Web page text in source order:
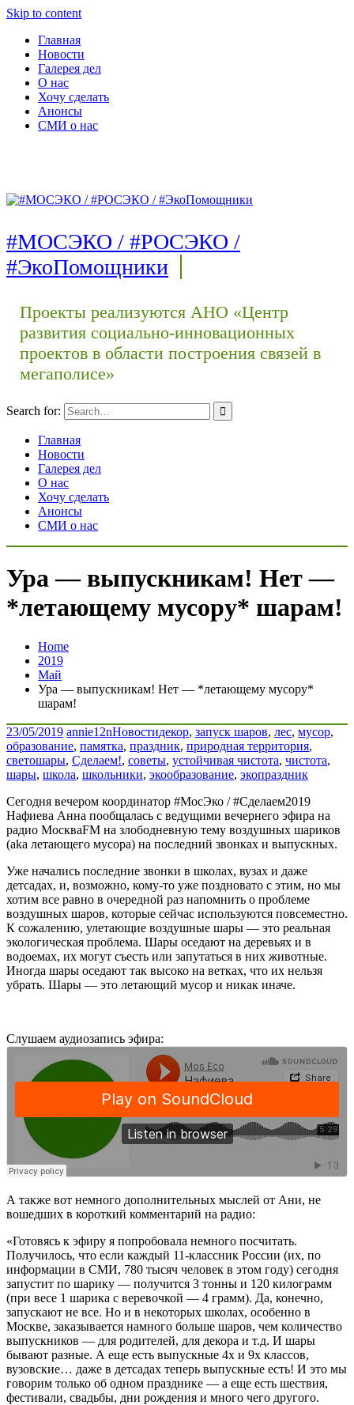
Skip to content
Главная
Новости
Галерея дел
О нас
Хочу сделать
Анонсы
СМИ о нас
#МОСЭКО / #РОСЭКО /
#ЭкоПомощники
Проекты реализуются АНО «Центр
развития социально-инновационных
проектов в области построения связей в
мегаполисе»
Search for:
Главная
Новости
Галерея дел
О нас
Хочу сделать
Анонсы
СМИ о нас
Ура — выпускникам! Нет —
*летающему мусору* шарам!
Home
2019
Май
Ура — выпускникам! Нет — *летающему мусору*
шарам!
23/05/2019 annie12nНовостидекор, запуск шаров, лес, мусор,
образование, памятка, праздник, природная территория,
светошары, Сделаем!, советы, устойчивая чистота, чистота,
шары, школа, школьники, экообразование, экопраздник
Сегодня вечером координатор #МосЭко / #Сделаем2019
Нафиева Анна пообщалась с ведущими вечернего эфира на
радио МоскваFM на злободневную тему воздушных шариков
(aka летающего мусора) на последний звонках и выпускных.
Уже начались последние звонки в школах, вузах и даже
детсадах, и, возможно, кому-то уже поздновато с этим, но мы
хотим все равно в очередной раз напомнить о проблеме
воздушных шаров, которые сейчас используются повсеместно.
К сожалению, улетающие воздушные шары — это реальная
экологическая проблема. Шары оседают на деревьях и в
водоемах, их могут съесть или запутаться в них животные.
Иногда шары оседают так высоко на ветках, что их нельзя
убрать. Шары — это летающий мусор и никак иначе.
Слушаем аудиозапись эфира:
А также вот немного дополнительных мыслей от Ани, не
вошедших в короткий комментарий на радио:
«Готовясь к эфиру я попробовала немного посчитать.
Получилось, что если каждый 11-классник России (их, по
информации в СМИ, 780 тысяч человек в этом году) сегодня
запустит по шарику — получится 3 тонны и 120 килограмм
(при весе 1 шарика с веревочкой — 4 грамм). Да, конечно,
запускают не все. Но и в некоторых школах, особенно в
Москве, заказывается намного больше шаров, чем количество
выпускников — для родителей, для декора и т.д. И шары
бывают разные. А еще есть выпускные 4х и 9х классов,
вузовские… даже в детсадах теперь выпускные есть! И это мы
говорим только об одном празднике — а еще есть шествия,
фестивали, свадьбы, дни рождения и много чего другого.